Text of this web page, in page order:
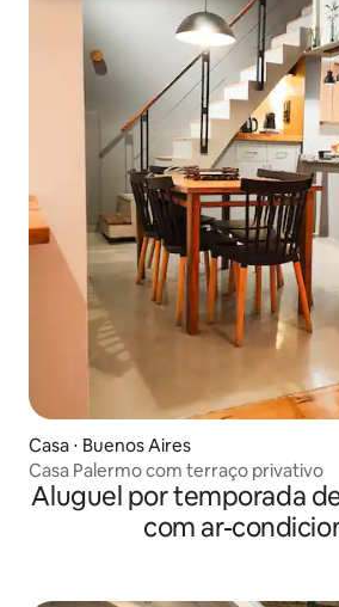
Casa ⋅ Buenos Aires
Casa Palermo com terraço privativo
Aluguel por temporada
com ar-